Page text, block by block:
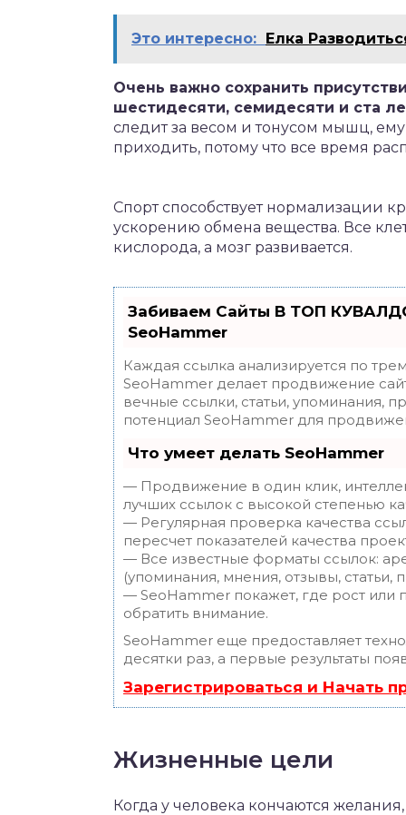
Это интересно: Елка
Очень важно сохранить
шестидесяти, семидесяти и ста
следит за весом и тонусом мышц, ему
приходить, потому что все время
Спорт способствует нормализации
ускорению обмена вещества. Все
кислорода, а мозг развивается.
Забиваем Сайты В ТОП
SeoHammer
Каждая ссылка анализируется по
SeoHammer делает продвижение
вечные ссылки, статьи, упоминания,
потенциал SeoHammer для
Что умеет делать SeoHammer
— Продвижение в один клик,
лучших ссылок с высокой степенью
— Регулярная проверка качества
пересчет показателей качества
— Все известные форматы ссылок:
(упоминания, мнения, отзывы, статьи,
— SeoHammer покажет, где рост или
обратить внимание.
SeoHammer еще предоставляет
десятки раз, а первые результаты
Зарегистрироваться и Начать
Жизненные цели
Когда у человека кончаются